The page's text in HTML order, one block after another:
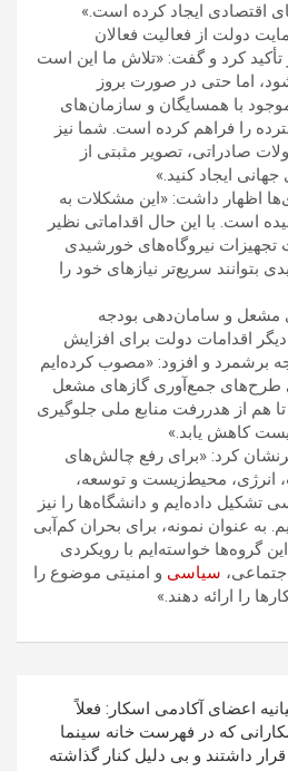
اقتصادی ایجاد کرده است.»
دولت از فعالیت فعالان
کرد و گفت: «تلاش ما این است
اما حتی در صورت بروز
با همسایگان و سازمان‌های
را فراهم کرده است. شما نیز
صادراتی، تصویر مثبتی از
جهانی ایجاد کنید.»
اظهار داشت: «این مشکلات به
است. با این حال اقداماتی نظیر
تجهیزات نیروگاه‌های خورشیدی
بتوانند سریع‌تر نیازهای خود را
مشعل و سامان‌دهی بودجه
دیگر اقدامات دولت برای افزایش
برشمرد و افزود: «مصوب کرده‌ایم
طرح‌های جمع‌آوری گازهای مشعل
هم از هدررفت منابع ملی جلوگیری
کاهش یابد.»
کرد: «برای رفع چالش‌های
انرژی، محیط‌زیست و توسعه،
داده‌ایم و دانشگاه‌ها را نیز
به عنوان نمونه، برای بحران کم‌آبی
گروه‌ها خواسته‌ایم با رویکردی
سیاسی و امنیتی موضوع را
را ارائه دهند.»
اعضای آکادمی اسکار: فعلاً
که در فهرست خانه سینما
داشتند و بی دلیل کنار گذاشته